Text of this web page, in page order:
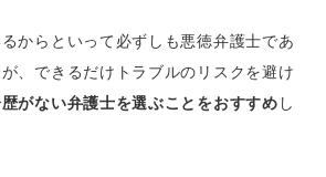
からといって必ずしも悪徳弁護士であ
、できるだけトラブルのリスクを避け
がない弁護士を選ぶことをおすすめ し